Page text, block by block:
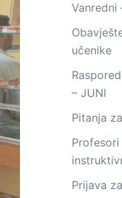
Vanredni
učenike
– JUNI
Pitanja
Prijava